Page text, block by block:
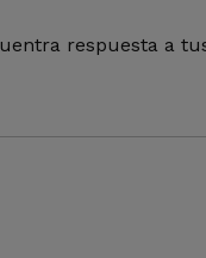
respuesta a